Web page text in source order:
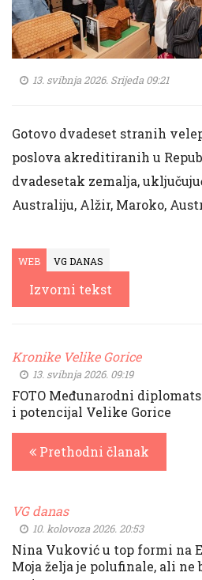
13. svibnja 2026. Srijeda 09:21
Gotovo dvadeset stranih
poslova akreditiranih u
dvadesetak zemalja,
Australiju, Alžir, Maroko,
WEB VG DANAS
Izvorni tekst
Kronike Velike Gorice
13. svibnja 2026. 09:19
FOTO Međunarodni
i potencijal Velike Gorice
Prethodni članak
VG danas
10. kolovoza 2026. 20:53
Nina Vuković u top formi na
Moja želja je polufinale, ali ne